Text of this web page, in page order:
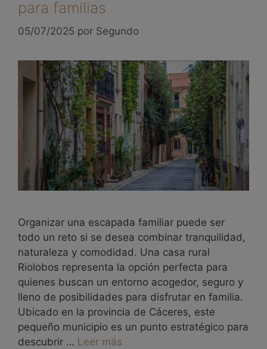
para familias
05/07/2025 por Segundo
Organizar una escapada familiar puede ser
todo un reto si se desea combinar tranquilidad,
naturaleza y comodidad. Una casa rural
Riolobos representa la opción perfecta para
quienes buscan un entorno acogedor, seguro y
lleno de posibilidades para disfrutar en familia.
Ubicado en la provincia de Cáceres, este
pequeño municipio es un punto estratégico para
descubrir … Leer más